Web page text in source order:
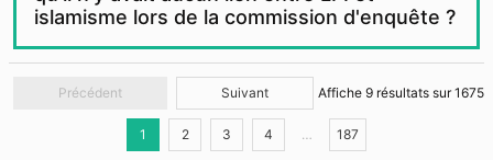
islamisme lors de la commission d'enquête ?
Précédent Suivant Affiche 9 résultats sur1675
1 2 3 4 187